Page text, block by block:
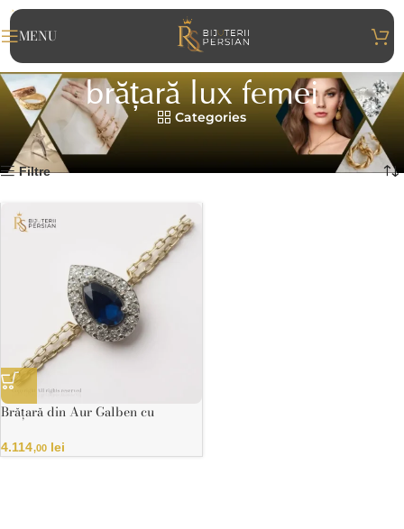
MENU
brățară lux femei
Categories
Home>brățară lux femei Afișez singurul rezultat
Filtre
Brățară din Aur Galben cu
de Picătură
4.114,00 lei